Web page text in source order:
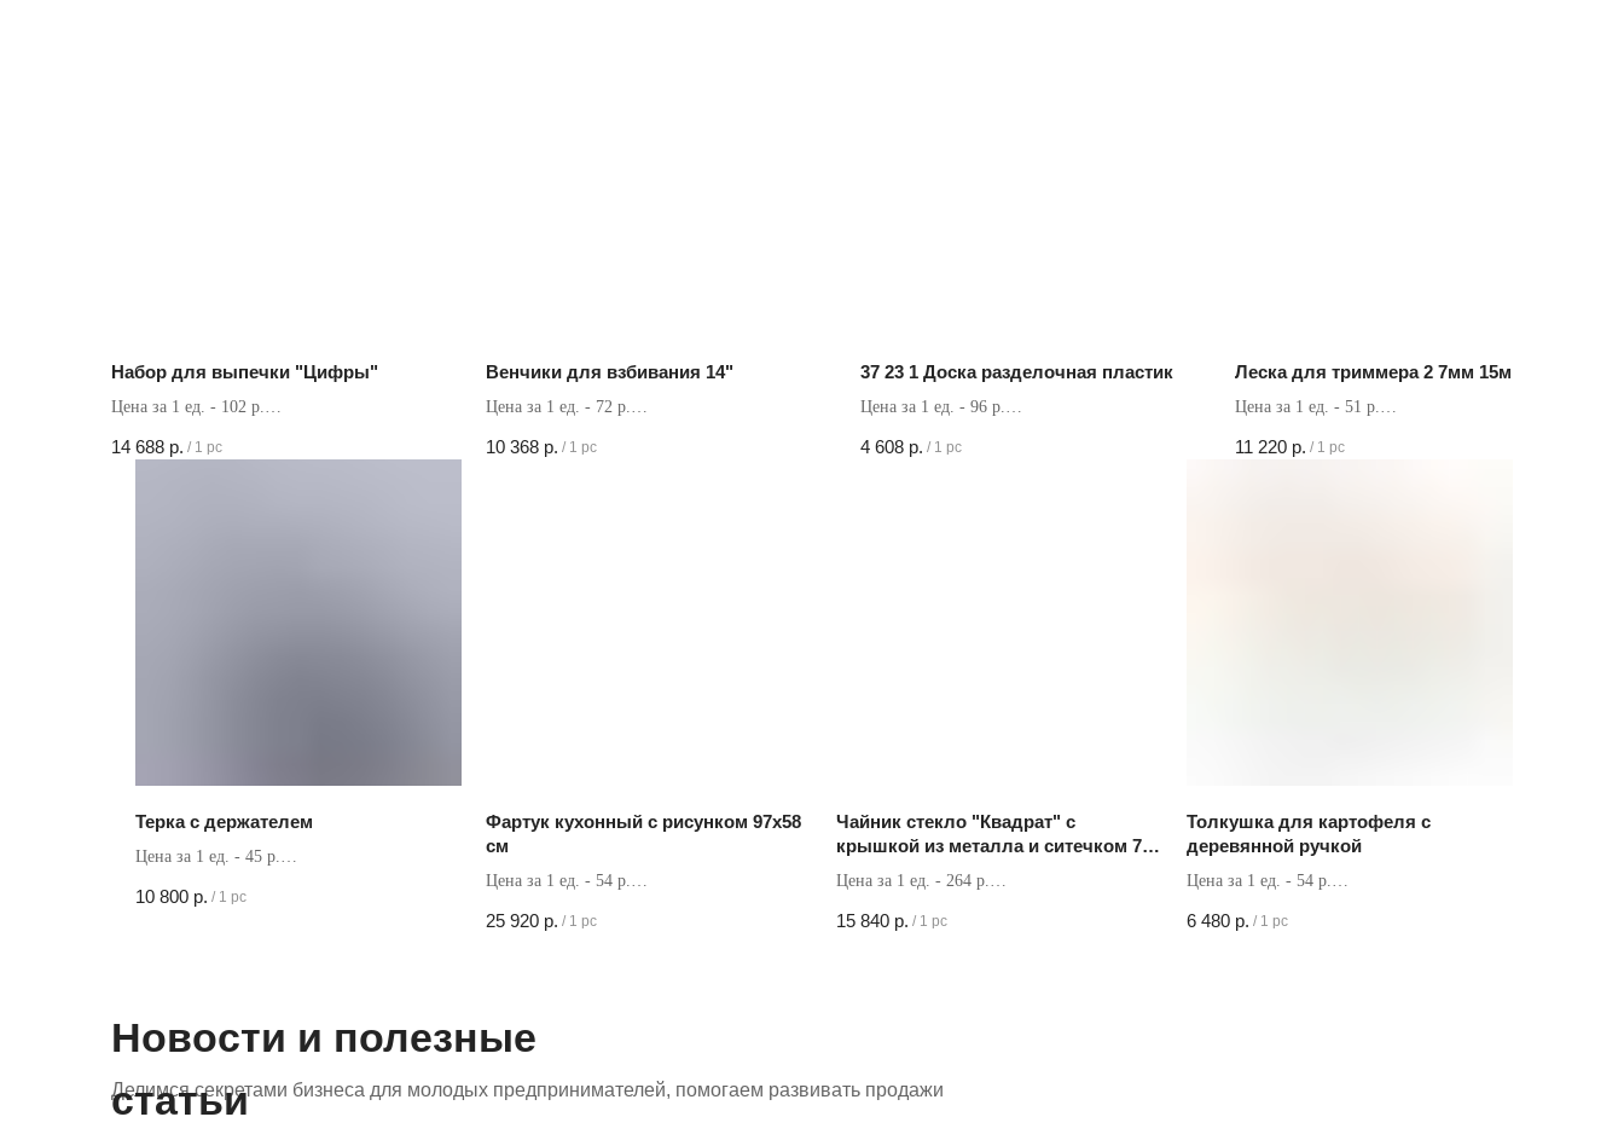
Набор для выпечки "Цифры"
Цена за 1 ед. - 102 р.
14 688 р. / 1 pc
Венчики для взбивания 14"
Цена за 1 ед. - 72 р.
10 368 р. / 1 pc
37 23 1 Доска разделочная пластик
Цена за 1 ед. - 96 р.
4 608 р. / 1 pc
Леска для триммера 2 7мм 15м
Цена за 1 ед. - 51 р.
11 220 р. / 1 pc
Терка с держателем
Цена за 1 ед. - 45 р.
10 800 р. / 1 pc
Фартук кухонный с рисунком 97х58
см
Цена за 1 ед. - 54 р.
25 920 р. / 1 pc
Чайник стекло "Квадрат" с
крышкой из металла и ситечком 750
мл
Цена за 1 ед. - 264 р.
15 840 р. / 1 pc
Толкушка для картофеля с
деревянной ручкой
Цена за 1 ед. - 54 р.
6 480 р. / 1 pc
Новости и полезные
статьи
Делимся секретами бизнеса для молодых предпринимателей, помогаем развивать продажи